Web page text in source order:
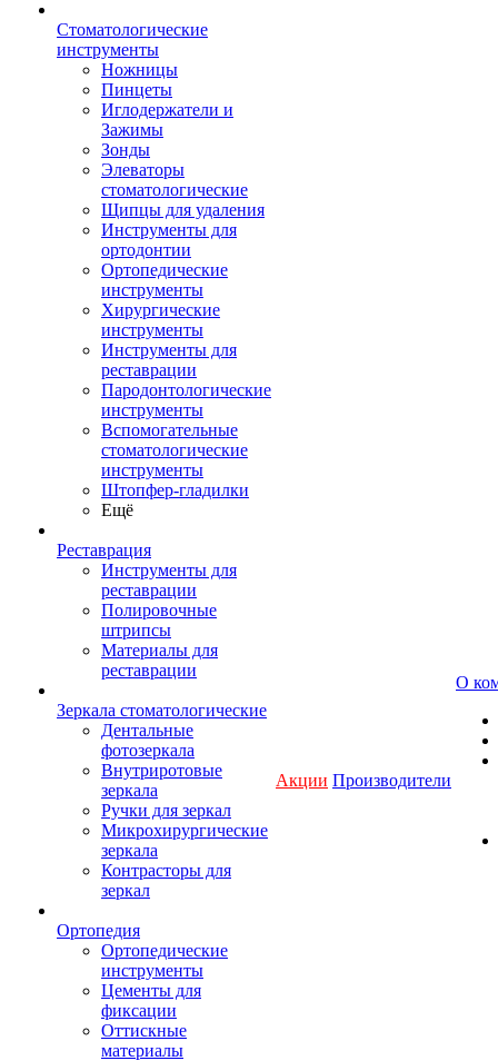
Стоматологические
инструменты
Ножницы
Пинцеты
Иглодержатели и
Зажимы
Зонды
Элеваторы
стоматологические
Щипцы для удаления
Инструменты для
ортодонтии
Ортопедические
инструменты
Хирургические
инструменты
Инструменты для
реставрации
Пародонтологические
инструменты
Вспомогательные
стоматологические
инструменты
Штопфер-гладилки
Ещё
Реставрация
Инструменты для
реставрации
Полировочные
штрипсы
Материалы для
реставрации
Зеркала стоматологические
Дентальные
фотозеркала
Внутриротовые
зеркала
Ручки для зеркал
Микрохирургические
зеркала
Контрасторы для
зеркал
Ортопедия
Ортопедические
инструменты
Цементы для
фиксации
Оттискные
материалы
Акции Производители
О